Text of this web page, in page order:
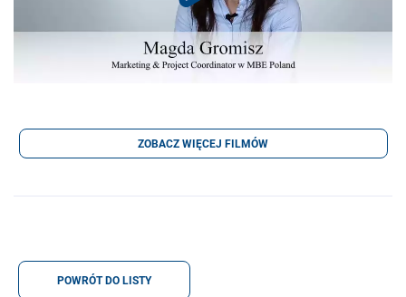
ZOBACZ WIĘCEJ FILMÓW
POWRÓT DO LISTY